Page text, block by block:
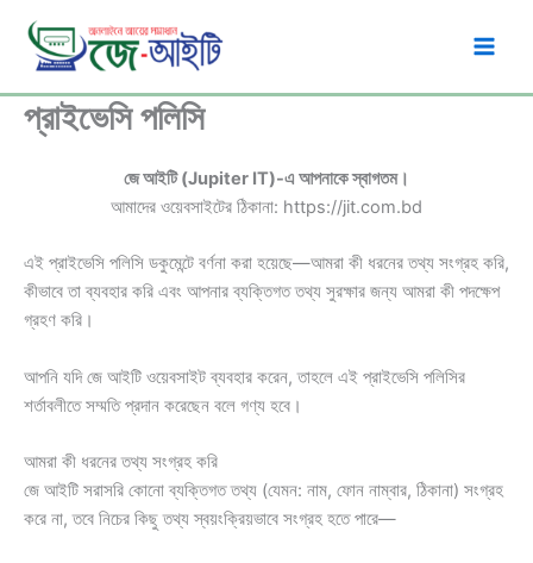
content
প্রাইভেসি পলিসি
জে আইটি (Jupiter IT)-এ আপনাকে স্বাগতম।
আমাদের ওয়েবসাইটের ঠিকানা: https://jit.com.bd
এই প্রাইভেসি পলিসি ডকুমেন্টে বর্ণনা করা হয়েছে—আমরা কী ধরনের তথ্য সংগ্রহ করি,
কীভাবে তা ব্যবহার করি এবং আপনার ব্যক্তিগত তথ্য সুরক্ষার জন্য আমরা কী পদক্ষেপ
গ্রহণ করি।
আপনি যদি জে আইটি ওয়েবসাইট ব্যবহার করেন, তাহলে এই প্রাইভেসি পলিসির
শর্তাবলীতে সম্মতি প্রদান করেছেন বলে গণ্য হবে।
আমরা কী ধরনের তথ্য সংগ্রহ করি
জে আইটি সরাসরি কোনো ব্যক্তিগত তথ্য (যেমন: নাম, ফোন নাম্বার, ঠিকানা) সংগ্রহ
করে না, তবে নিচের কিছু তথ্য স্বয়ংক্রিয়ভাবে সংগ্রহ হতে পারে—